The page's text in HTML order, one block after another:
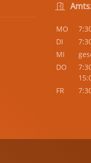
MO
DI
MI
DO
FR